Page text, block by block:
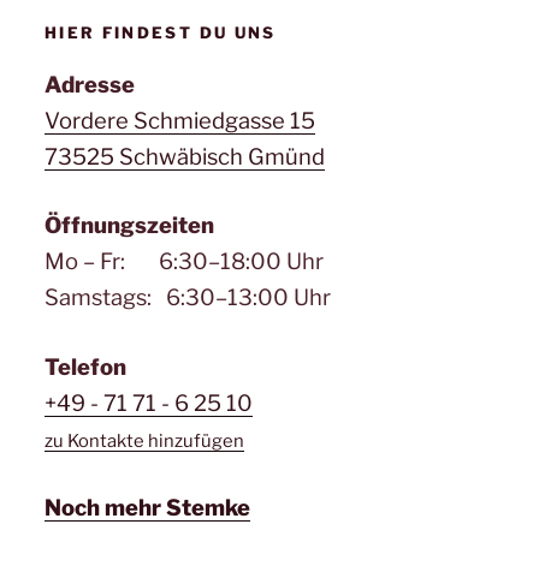
HIER FINDEST DU UNS
Adresse
Vordere Schmiedgasse 15
73525 Schwäbisch Gmünd
Öffnungszeiten
Mo – Fr: 6:30–18:00 Uhr
Samstags: 6:30–13:00 Uhr
Telefon
+49 - 71 71 - 6 25 10
zu Kontakte hinzufügen
Noch mehr Stemke